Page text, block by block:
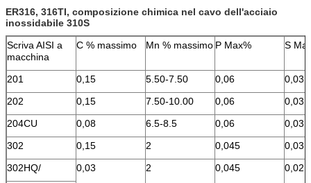
ER316, 316TI, composizione chimica nel cavo dell'acciaio
inossidabile 310S
Scriva AISI a
macchina
C % massimo Mn % massimo P Max% S
201 0,15 5.50-7.50 0,06
0,03
202
0,15 7.50-10.00 0,06
0,03
204CU
0,08 6.5-8.5 0,06
0,03
302
0,15 2 0,045
0,03
302HQ/
0,03 2 0,045
0,02